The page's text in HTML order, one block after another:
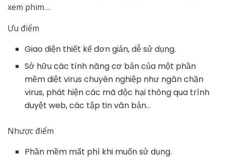
xem phim…
Ưu điểm
Giao diện thiết kế đơn giản, dễ sử dụng.
Sở hữu các tính năng cơ bản của một phần
mềm diệt virus chuyên nghiệp như ngăn chặn
virus, phát hiện các mã độc hại thông qua trình
duyệt web, các tập tin văn bản…
Nhược điểm
Phần mềm mất phí khi muốn sử dụng.